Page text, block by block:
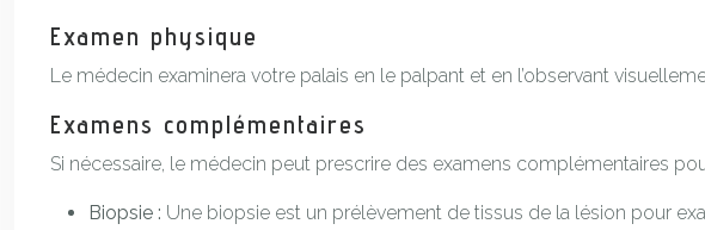
Examen physique
Le médecin examinera votre palais en le palpant et en l’observant
Examens complémentaires
Si nécessaire, le médecin peut prescrire des examens complémentaires
Biopsie : Une biopsie est un prélèvement de tissus de la lésion pour